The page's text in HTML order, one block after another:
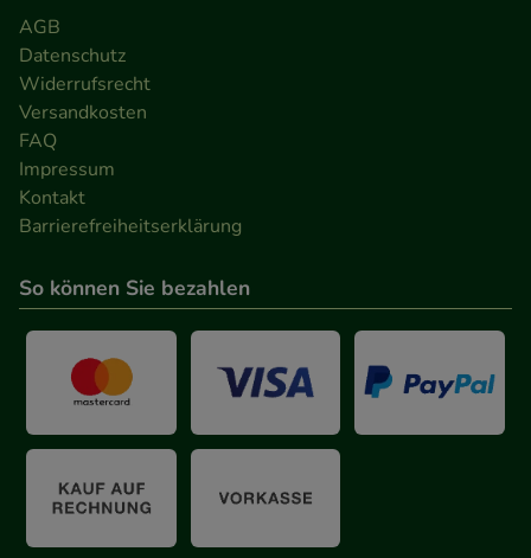
beispielsweise für die Wiedererkennung des
Besuchers oder unsere Seite an bevorzugte
Verhaltensweisen (z.B. Spracheinstellung)
anzupassen. Komfort-Cookies ermöglichen es uns
auch auf Ihre Bedürfnisse zugeschrittene Inhalte
anzuzeigen und unser Partnerprogramm zu
betreiben.
Informationen über die Art und Weise der Nutzung
unserer Website sammeln, mit deren Hilfe wir
unsere Website weiter für Sie optimieren können,
den Inhalt auf unserer Website aber auch die
Werbung auf Drittseiten möglichst relevant für Sie
zu gestalten. Bitte beachten Sie, dass Daten hierfür
teilweise an Dritte wie z.B. Google oder soziale
AGB
Datenschutz
Widerrufsrecht
Versandkosten
FAQ
Impressum
Kontakt
Barrierefreiheitserklärung
So können Sie bezahlen